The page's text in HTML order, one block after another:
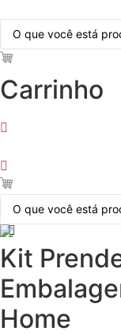
para
o
conteúdo
Pesquisar
Carrinho
Pesquisar
Kit
Home